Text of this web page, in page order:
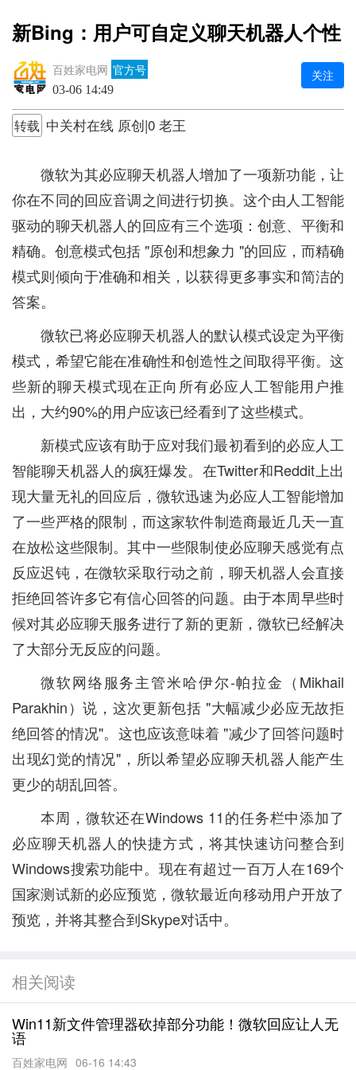
新Bing：用户可自定义聊天机器人个性
百姓家电网 官方号
03-06 14:49
关注
转载 中关村在线 原创|0 老王
微软为其必应聊天机器人增加了一项新功能，让
你在不同的回应音调之间进行切换。这个由人工智能
驱动的聊天机器人的回应有三个选项：创意、平衡和
精确。创意模式包括 "原创和想象力 "的回应，而精确
模式则倾向于准确和相关，以获得更多事实和简洁的
答案。
微软已将必应聊天机器人的默认模式设定为平衡
模式，希望它能在准确性和创造性之间取得平衡。这
些新的聊天模式现在正向所有必应人工智能用户推
出，大约90%的用户应该已经看到了这些模式。
新模式应该有助于应对我们最初看到的必应人工
智能聊天机器人的疯狂爆发。在Twitter和Reddit上出
现大量无礼的回应后，微软迅速为必应人工智能增加
了一些严格的限制，而这家软件制造商最近几天一直
在放松这些限制。其中一些限制使必应聊天感觉有点
反应迟钝，在微软采取行动之前，聊天机器人会直接
拒绝回答许多它有信心回答的问题。由于本周早些时
候对其必应聊天服务进行了新的更新，微软已经解决
了大部分无反应的问题。
微软网络服务主管米哈伊尔-帕拉金（Mikhail
Parakhin）说，这次更新包括 "大幅减少必应无故拒
绝回答的情况"。这也应该意味着 "减少了回答问题时
出现幻觉的情况"，所以希望必应聊天机器人能产生
更少的胡乱回答。
本周，微软还在Windows 11的任务栏中添加了
必应聊天机器人的快捷方式，将其快速访问整合到
Windows搜索功能中。现在有超过一百万人在169个
国家测试新的必应预览，微软最近向移动用户开放了
预览，并将其整合到Skype对话中。
相关阅读
Win11新文件管理器砍掉部分功能！微软回应让人无
语
百姓家电网 06-16 14:43